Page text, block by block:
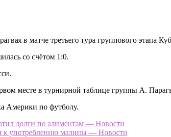
в матче третьего тура группового этапа
со счётом 1:0.
месте в турнирной таблице группы А.
Америки по футболу.
долги по алиментам — Новости
к употреблению малины — Новости